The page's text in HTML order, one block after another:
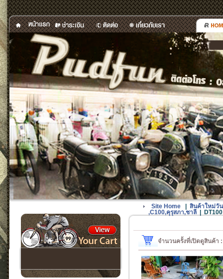
Site Home| สินค้าใหม่วัน
,C100,คุรุสภา,ชาลี|
จำนวนครั้งที่เปิดดูสินค้า